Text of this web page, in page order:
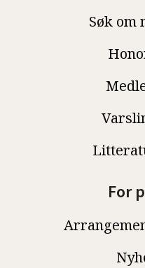
Søk om
For